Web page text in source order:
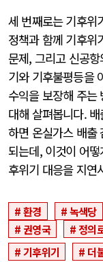
세 번째로는 기후위
정책과 함께 기후위
문제, 그리고 신공
기와 기후불평등을
수익을 보장해 주는
대해 살펴봅니다.
하면 온실가스 배출
되는데, 이것이 어
후위기 대응을 지연
환경 녹색당
권영국
정의
기후위기
더